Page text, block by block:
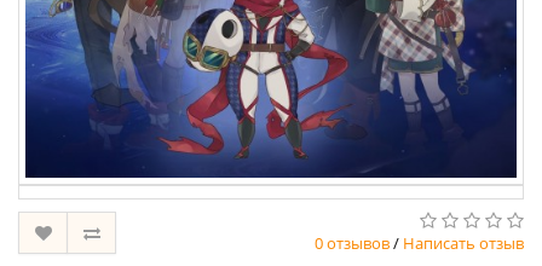
0 отзывов/ Написать отзыв